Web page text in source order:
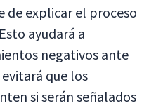
de explicar el proceso
ayudará a
negativos ante
que los
si serán señalados